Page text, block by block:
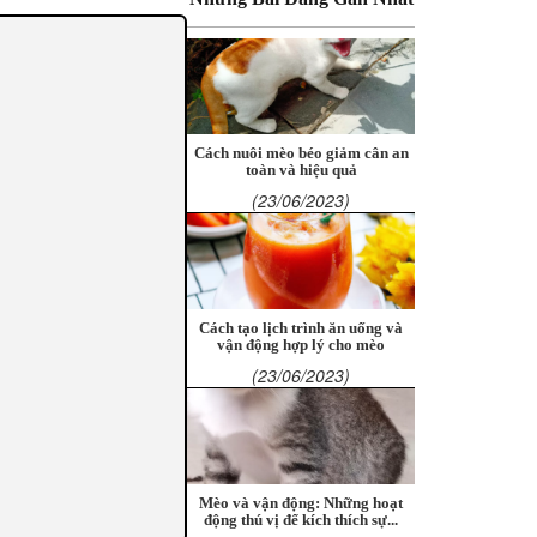
Cách nuôi mèo béo giảm cân an
toàn và hiệu quả
(23/06/2023)
Cách tạo lịch trình ăn uống và
vận động hợp lý cho mèo
(23/06/2023)
Mèo và vận động: Những hoạt
động thú vị để kích thích sự...